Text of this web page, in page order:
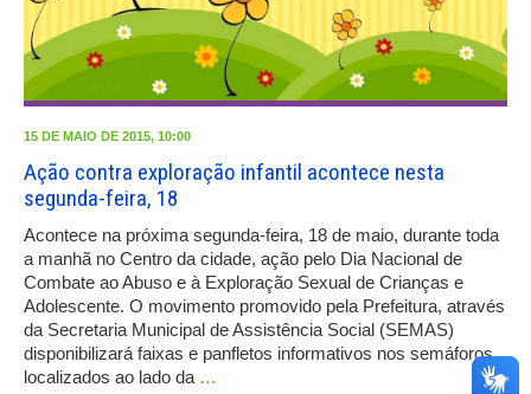
15 DE MAIO DE 2015, 10:00
Ação contra exploração infantil acontece nesta
segunda-feira, 18
Acontece na próxima segunda-feira, 18 de maio, durante toda
a manhã no Centro da cidade, ação pelo Dia Nacional de
Combate ao Abuso e à Exploração Sexual de Crianças e
Adolescente. O movimento promovido pela Prefeitura, através
da Secretaria Municipal de Assistência Social (SEMAS)
disponibilizará faixas e panfletos informativos nos semáforos
localizados ao lado da …